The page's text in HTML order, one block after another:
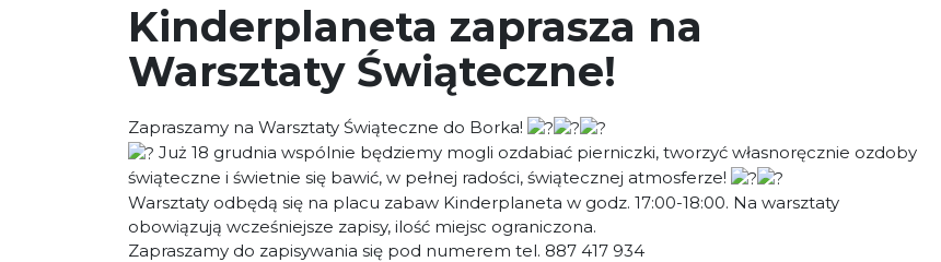
Kinderplaneta zaprasza na
Warsztaty Świąteczne!
Zapraszamy na Warsztaty Świąteczne do Borka!
Już 18 grudnia wspólnie będziemy mogli ozdabiać pierniczki, tworzyć własnoręcznie ozdoby
świąteczne i świetnie się bawić, w pełnej radości, świątecznej atmosferze!
Warsztaty odbędą się na placu zabaw Kinderplaneta w godz. 17:00-18:00. Na warsztaty
obowiązują wcześniejsze zapisy, ilość miejsc ograniczona.
Zapraszamy do zapisywania się pod numerem tel. 887 417 934